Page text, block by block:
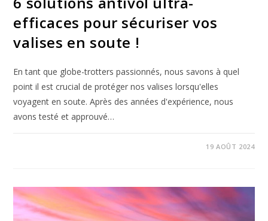
efficaces pour sécuriser vos
valises en soute !
En tant que globe-trotters passionnés, nous savons à quel
point il est crucial de protéger nos valises lorsqu'elles
voyagent en soute. Après des années d'expérience, nous
avons testé et approuvé…
19 AOÛT 2024